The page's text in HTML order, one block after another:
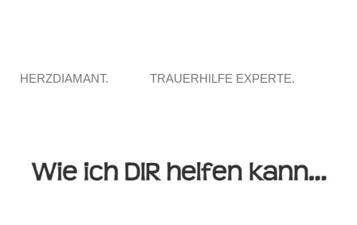
HERZDIAMANT. TRAUERHILFE EXPERTE.